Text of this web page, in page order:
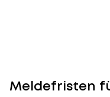
Meldefristen